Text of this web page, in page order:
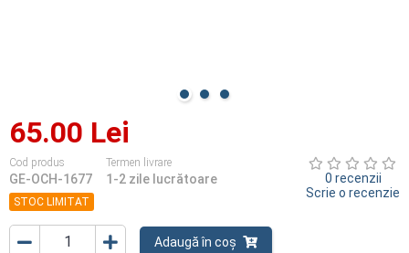
65.00 Lei
Cod produs
GE-OCH-1677
Termen livrare
1-2 zile lucrătoare
STOC LIMITAT
0 recenzii
Scrie o recenzie
Adaugă în coș